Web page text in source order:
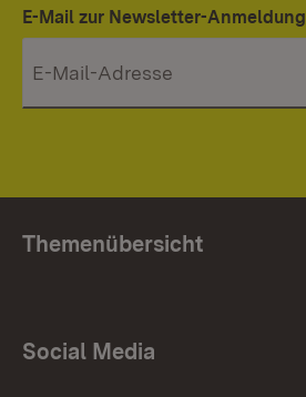
E-Mail zur Newsletter-Anmeldung
Themenübersicht
Social Media